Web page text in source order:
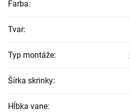
Farba:
Tvar:
Typ montáže:
Šírka skrinky:
Hĺbka vane: